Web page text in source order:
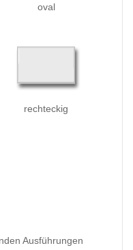
oval
rechteckig
Ausführungen